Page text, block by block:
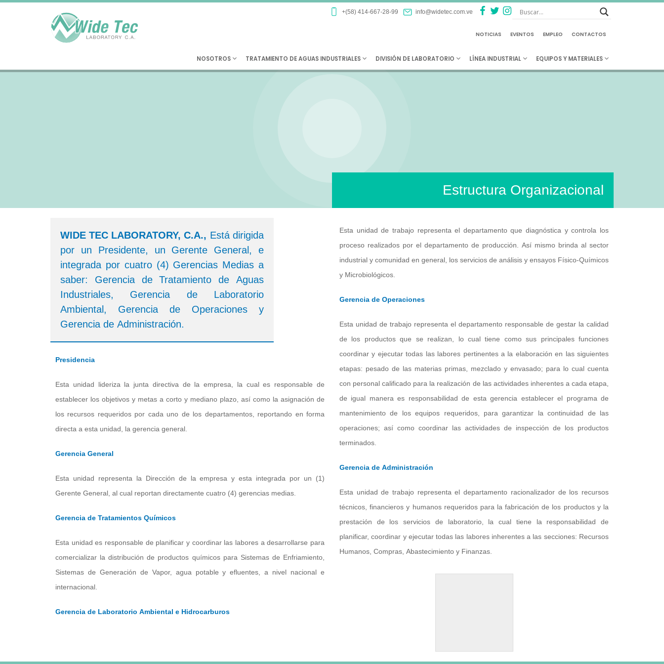
+(58) 414-667-28-99 info@widetec.com.ve
NOTICIAS EVENTOS EMPLEO CONTACTOS
NOSOTROS TRATAMIENTO DE AGUAS INDUSTRIALES DIVISIÓN DE LABORATORIO LÍNEA INDUSTRIAL EQUIPOS Y MATERIALES
Estructura Organizacional
WIDE TEC LABORATORY, C.A., Está dirigida
por un Presidente, un Gerente General, e
integrada por cuatro (4) Gerencias Medias a
saber: Gerencia de Tratamiento de Aguas
Industriales, Gerencia de Laboratorio
Ambiental, Gerencia de Operaciones y
Gerencia de Administración.
Presidencia
Esta unidad lideriza la junta directiva de la empresa, la cual es responsable de
establecer los objetivos y metas a corto y mediano plazo, así como la asignación de
los recursos requeridos por cada uno de los departamentos, reportando en forma
directa a esta unidad, la gerencia general.
Gerencia General
Esta unidad representa la Dirección de la empresa y esta integrada por un (1)
Gerente General, al cual reportan directamente cuatro (4) gerencias medias.
Gerencia de Tratamientos Químicos
Esta unidad es responsable de planificar y coordinar las labores a desarrollarse para
comercializar la distribución de productos químicos para Sistemas de Enfriamiento,
Sistemas de Generación de Vapor, agua potable y efluentes, a nivel nacional e
internacional.
Gerencia de Laboratorio Ambiental e Hidrocarburos
Esta unidad de trabajo representa el departamento que diagnóstica y controla los
proceso realizados por el departamento de producción. Así mismo brinda al sector
industrial y comunidad en general, los servicios de análisis y ensayos Físico-Químicos
y Microbiológicos.
Gerencia de Operaciones
Esta unidad de trabajo representa el departamento responsable de gestar la calidad
de los productos que se realizan, lo cual tiene como sus principales funciones
coordinar y ejecutar todas las labores pertinentes a la elaboración en las siguientes
etapas: pesado de las materias primas, mezclado y envasado; para lo cual cuenta
con personal calificado para la realización de las actividades inherentes a cada etapa,
de igual manera es responsabilidad de esta gerencia establecer el programa de
mantenimiento de los equipos requeridos, para garantizar la continuidad de las
operaciones; así como coordinar las actividades de inspección de los productos
terminados.
Gerencia de Administración
Esta unidad de trabajo representa el departamento racionalizador de los recursos
técnicos, financieros y humanos requeridos para la fabricación de los productos y la
prestación de los servicios de laboratorio, la cual tiene la responsabilidad de
planificar, coordinar y ejecutar todas las labores inherentes a las secciones: Recursos
Humanos, Compras, Abastecimiento y Finanzas.